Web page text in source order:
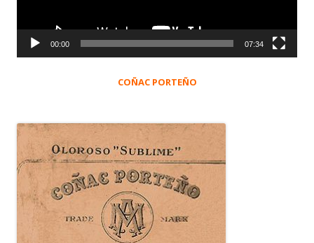
00:00 07:34
COÑAC PORTEÑO